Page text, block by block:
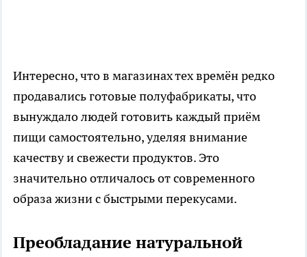
Интересно, что в магазинах тех времён редко
продавались готовые полуфабрикаты, что
вынуждало людей готовить каждый приём
пищи самостоятельно, уделяя внимание
качеству и свежести продуктов. Это
значительно отличалось от современного
образа жизни с быстрыми перекусами.
Преобладание натуральной